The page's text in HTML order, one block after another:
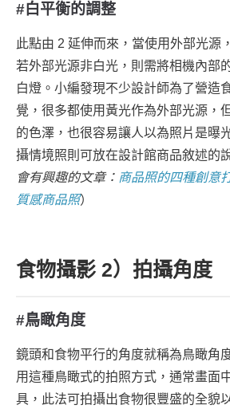
#白平衡的調整
此點由 2 延伸而來，當使用外部光源
若外部光源非白光，則需將相機內部
白燈。小編發現不少設計師為了營造
覺，很多都使用黃光作為外部光源，
的色澤，也很容易讓人以為照片是曝
攝情境照則可放在設計館商品敘述的
會有興趣的文章： 商品照的四種創意
質感商品照）
食物攝影 2）拍攝角度
#鳥瞰角度
鏡頭和食物平行的角度就稱為鳥瞰角
用這種鳥瞰式的拍照方式，通常畫面
具，此法可拍攝出食物很豐盛的全貌